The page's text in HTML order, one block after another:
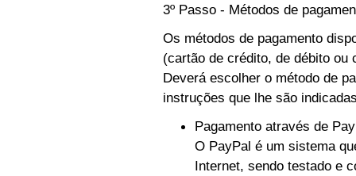
3º Passo - Métodos de
Os métodos de pagamento
(cartão de crédito, de débito ou
Deverá escolher o método de
instruções que lhe são
Pagamento através de
O PayPal é um sistema
Internet, sendo testado e